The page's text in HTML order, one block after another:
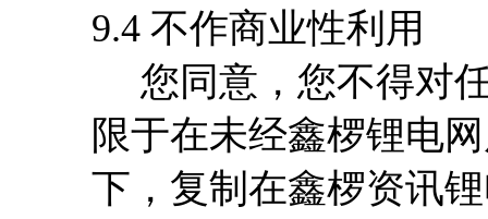
9.4 不作商业性利用
您同意，您不得对
限于在未经鑫椤锂电
下，复制在鑫椤资讯